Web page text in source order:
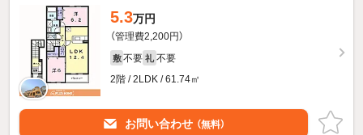
5.3万円
（管理費2,200円）
敷 不要 礼 不要
2階 / 2LDK / 61.74㎡
お問い合わせ （無料）